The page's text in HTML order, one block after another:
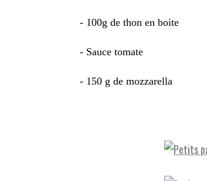
- 100g de thon en boite
- Sauce tomate
- 150 g de mozzarella